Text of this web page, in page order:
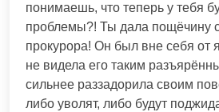
понимаешь, что теперь у тебя
проблемы?! Ты дала пощёчину
прокурора! Он был вне себя от
не видела его таким
сильнее раззадорила своим
либо уволят, либо будут